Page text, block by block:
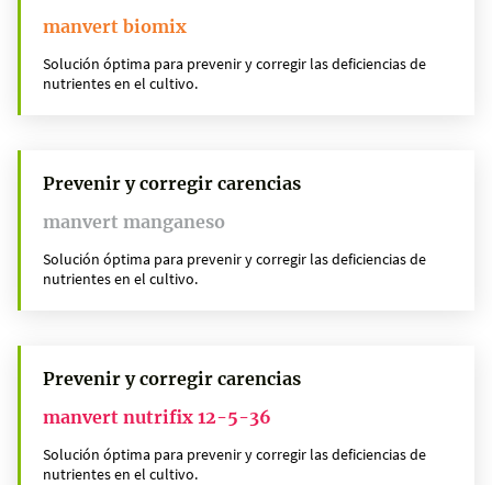
manvert biomix
Solución óptima para prevenir y corregir las deficiencias de
nutrientes en el cultivo.
Prevenir y corregir carencias
manvert manganeso
Solución óptima para prevenir y corregir las deficiencias de
nutrientes en el cultivo.
Prevenir y corregir carencias
manvert nutrifix 12-5-36
Solución óptima para prevenir y corregir las deficiencias de
nutrientes en el cultivo.